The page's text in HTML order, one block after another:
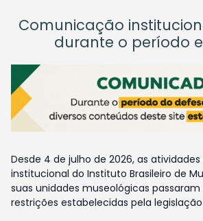
Comunicação
durante o período
Desde 4 de julho de 2026, as
institucional do Instituto Brasileiro de
suas unidades museológicas passaram
restrições estabelecidas pela